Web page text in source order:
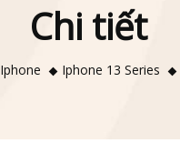
Chi tiết
Iphone Iphone 13 Series